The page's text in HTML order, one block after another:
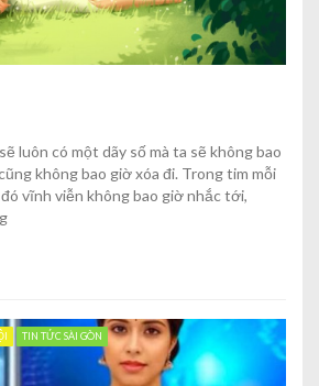
luôn có một dãy số mà ta sẽ không bao
không bao giờ xóa đi. Trong tim mỗi
vĩnh viễn không bao giờ nhắc tới,
TIN TỨC SÀI GÒN